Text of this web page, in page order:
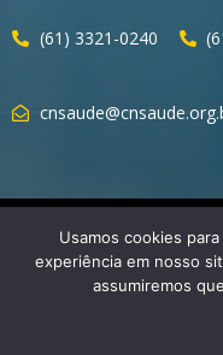
(61) 3321-0240
Usamos cookies
experiência em nosso
assumiremos